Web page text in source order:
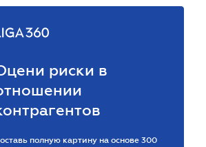
риски в
полную картину на основе 300